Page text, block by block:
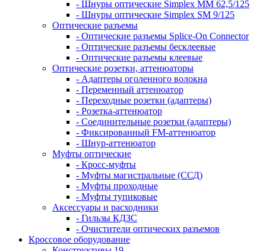
- Шнуры оптические Simplex MM 62,5/125
- Шнуры оптические Simplex SM 9/125
Оптические разъемы
- Оптические разъемы Splice-On Connector
- Оптические разъемы бесклеевые
- Оптические разъемы клеевые
Оптические розетки, аттенюаторы
- Адаптеры оголенного волокна
- Переменный аттенюатор
- Переходные розетки (адаптеры)
- Розетка-аттенюатор
- Соединительные розетки (адаптеры)
- Фиксированный FM-аттенюатор
- Шнур-аттенюатор
Муфты оптические
- Кросс-муфты
- Муфты магистральные (ССД)
- Муфты проходные
- Муфты тупиковые
Аксессуары и расходники
- Гильзы КДЗС
- Очистители оптических разъемов
Кроссовое оборудование